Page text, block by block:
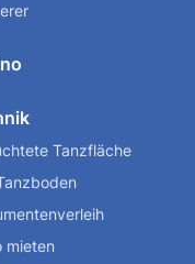
Tanzfläche
mieten